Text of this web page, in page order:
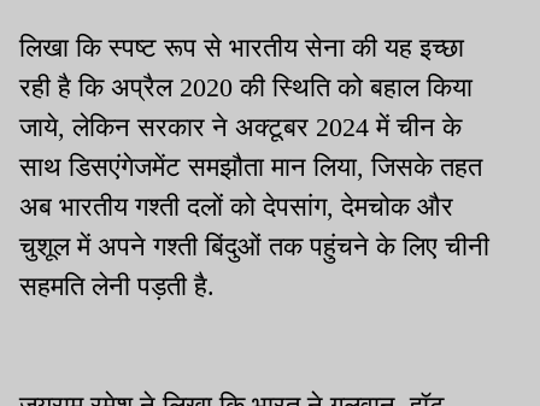
लिखा कि स्पष्ट रूप से भारतीय सेना की यह इच्छा
रही है कि अप्रैल 2020 की स्थिति को बहाल किया
जाये, लेकिन सरकार ने अक्टूबर 2024 में चीन के
साथ डिसएंगेजमेंट समझौता मान लिया, जिसके तहत
अब भारतीय गश्ती दलों को देपसांग, देमचोक और
चुशूल में अपने गश्ती बिंदुओं तक पहुंचने के लिए चीनी
सहमति लेनी पड़ती है.